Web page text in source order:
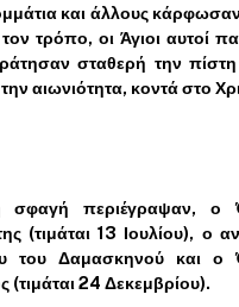
και άλλους
τρόπο, οι Άγιοι αυτοί
σταθερή την
αιωνιότητα, κοντά στο
σφαγή περιέγραψαν, ο
(τιμάται 13 Ιουλίου), ο
του Δαμασκηνού και ο
(τιμάται 24 Δεκεμβρίου).